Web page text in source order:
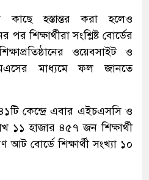
কাছে হস্তান্তর করা হলেও
পর শিক্ষার্থীরা সংশ্লিষ্ট বোর্ডের
ওয়েবসাইট ও
মাধ্যমে ফল জানতে
কেন্দ্রে এবার এইচএসসি ও
১১ হাজার ৪৫৭ জন শিক্ষার্থী
বোর্ডে শিক্ষার্থী সংখ্যা ১০